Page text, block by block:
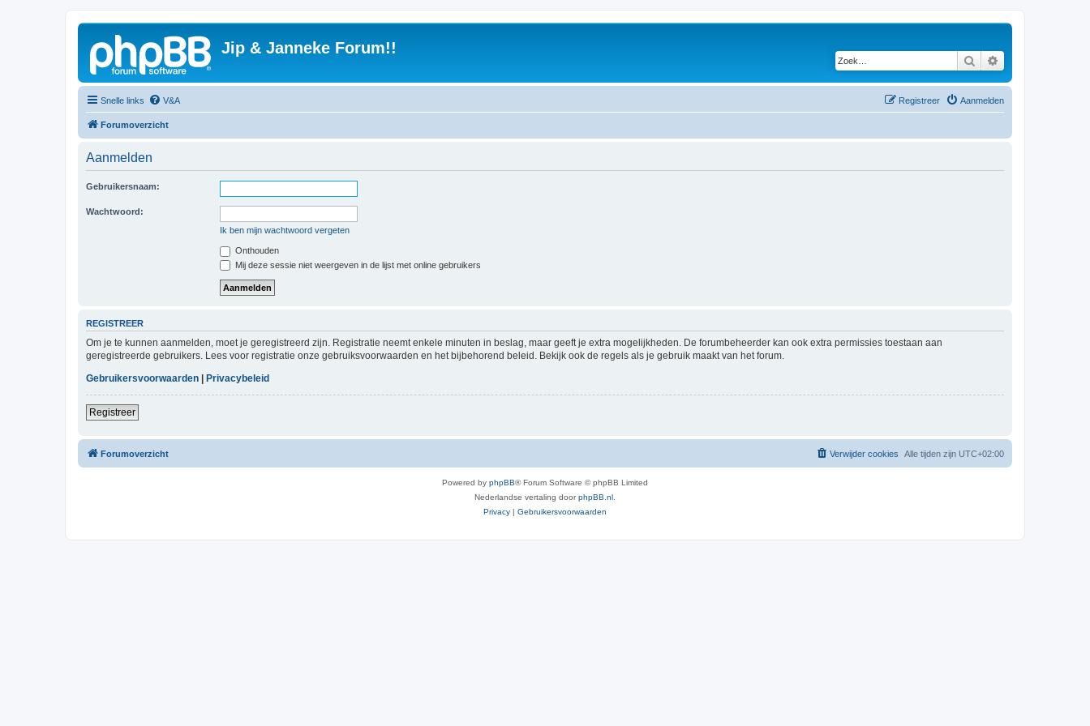
Jip & Janneke Forum!!
Zoek
Snelle links V&A Aanmelden
Registreer
Forumoverzicht
Aanmelden
Gebruikersnaam:
Wachtwoord:
Ik ben mijn wachtwoord vergeten
Onthouden
Mij deze sessie niet weergeven in de lijst met online gebruikers
REGISTREER
Om je te kunnen aanmelden, moet je geregistreerd zijn. Registratie neemt enkele minuten in beslag, maar geeft je extra mogelijkheden. De forumbeheerder kan ook extra permissies toestaan aan
geregistreerde gebruikers. Lees voor registratie onze gebruiksvoorwaarden en het bijbehorend beleid. Bekijk ook de regels als je gebruik maakt van het forum.
Gebruikersvoorwaarden | Privacybeleid
Registreer
Forumoverzicht Alle tijden zijn UTC+02:00
Verwijder cookies
Powered by phpBB® Forum Software © phpBB Limited
Nederlandse vertaling doorphpBB.nl
Privacy | Gebruikersvoorwaarden